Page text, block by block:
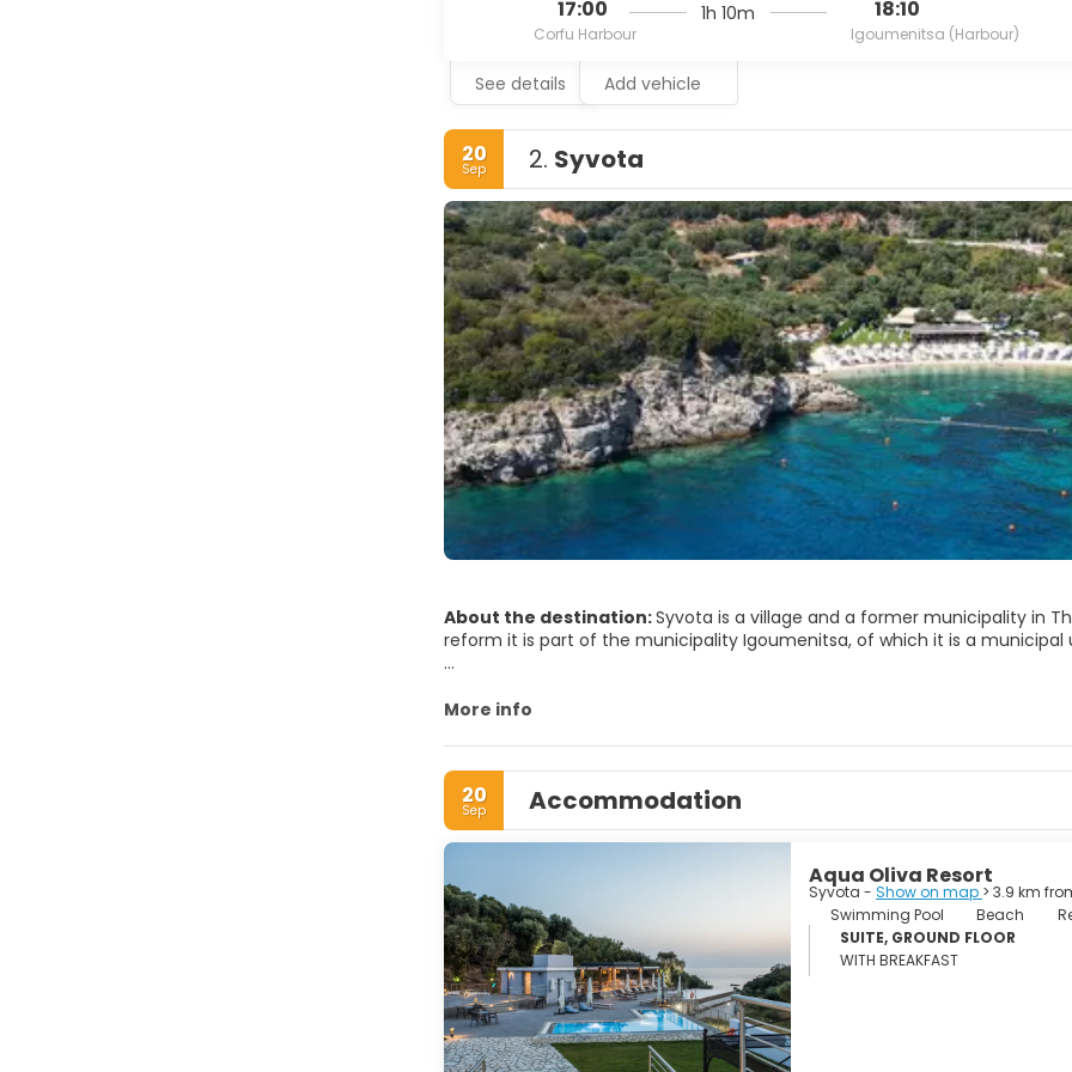
17:00
Corfu Harbour
1h 10m 18:10
Igoumenitsa (Harbour)
See details Add vehicle
20
Sep 2. Syvota
About the destination:Syvota is a village and a former municipality in
reform it is part of the municipality Igoumenitsa, of which it is a municipal
island. You can swim here but the beach isn't fine sand, sort of rough
More info
20
Sep Accommodation
Aqua Oliva Resort
Syvota - Show on map > 3.9 km
Swimming Pool
Beach
SUITE, GROUND FLOOR
WITH BREAKFAST